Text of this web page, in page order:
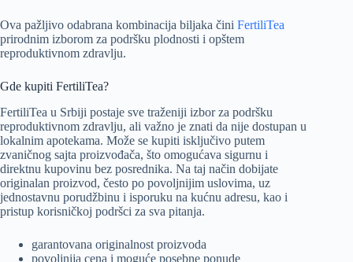
Ova pažljivo odabrana kombinacija biljaka čini FertiliTea
prirodnim izborom za podršku plodnosti i opštem
reproduktivnom zdravlju.
Gde kupiti FertiliTea?
FertiliTea u Srbiji postaje sve traženiji izbor za podršku
reproduktivnom zdravlju, ali važno je znati da nije dostupan u
lokalnim apotekama. Može se kupiti isključivo putem
zvaničnog sajta proizvođača, što omogućava sigurnu i
direktnu kupovinu bez posrednika. Na taj način dobijate
originalan proizvod, često po povoljnijim uslovima, uz
jednostavnu porudžbinu i isporuku na kućnu adresu, kao i
pristup korisničkoj podršci za sva pitanja.
garantovana originalnost proizvoda
povoljnija cena i moguće posebne ponude